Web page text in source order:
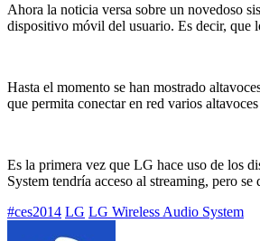
Ahora la noticia versa sobre un novedoso
dispositivo móvil del usuario. Es decir, que
Hasta el momento se han mostrado
que permita conectar en red varios
Es la primera vez que LG hace uso de los
System tendría acceso al streaming, pero
Etiquetado
#ces2014 LG LG Wireless Audio System